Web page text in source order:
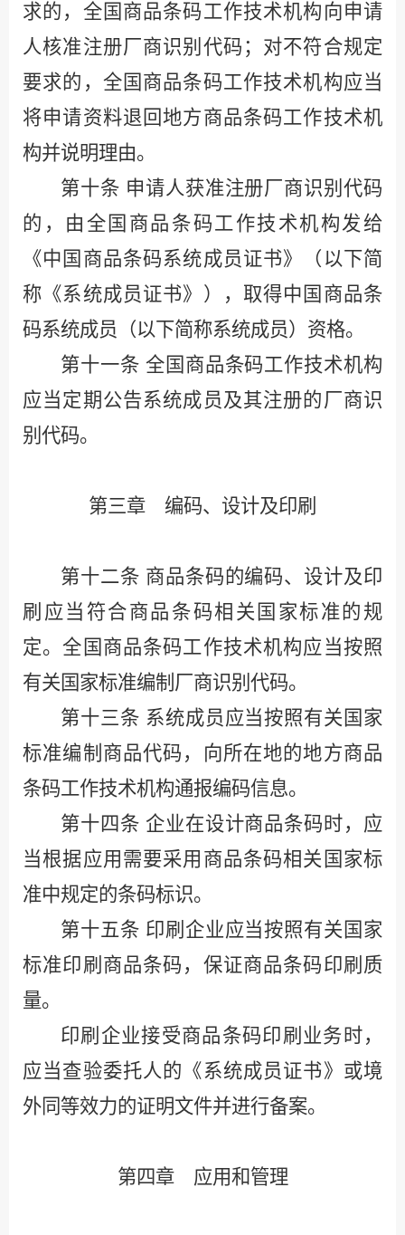
求的，全国商品条码工作技术机构向申请
人核准注册厂商识别代码；对不符合规定
要求的，全国商品条码工作技术机构应当
将申请资料退回地方商品条码工作技术机
构并说明理由。
第十条 申请人获准注册厂商识别代码
的，由全国商品条码工作技术机构发给
《中国商品条码系统成员证书》（以下简
称《系统成员证书》），取得中国商品条
码系统成员（以下简称系统成员）资格。
第十一条 全国商品条码工作技术机构
应当定期公告系统成员及其注册的厂商识
别代码。
第三章 编码、设计及印刷
第十二条 商品条码的编码、设计及印
刷应当符合商品条码相关国家标准的规
定。全国商品条码工作技术机构应当按照
有关国家标准编制厂商识别代码。
第十三条 系统成员应当按照有关国家
标准编制商品代码，向所在地的地方商品
条码工作技术机构通报编码信息。
第十四条 企业在设计商品条码时，应
当根据应用需要采用商品条码相关国家标
准中规定的条码标识。
第十五条 印刷企业应当按照有关国家
标准印刷商品条码，保证商品条码印刷质
量。
印刷企业接受商品条码印刷业务时，
应当查验委托人的《系统成员证书》或境
外同等效力的证明文件并进行备案。
第四章 应用和管理